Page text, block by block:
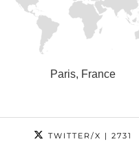
Paris, France
TWITTER/X | 2731